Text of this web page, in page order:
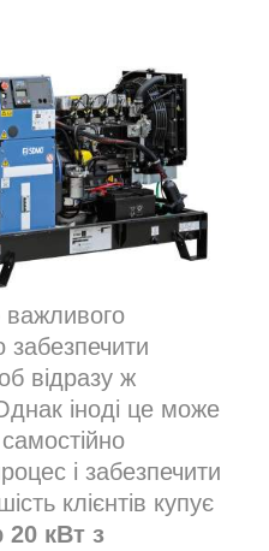
важливого
забезпечити
відразу ж
іноді це може
і забезпечити
клієнтів купує
20 кВт з